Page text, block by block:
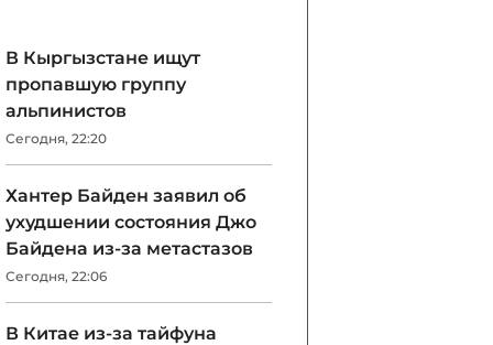
В Кыргызстане ищут
пропавшую группу
альпинистов
Сегодня, 22:20
Хантер Байден заявил об
ухудшении состояния Джо
Байдена из-за метастазов
Сегодня, 22:06
В Китае из-за тайфуна